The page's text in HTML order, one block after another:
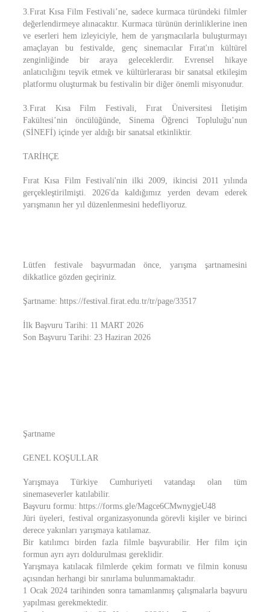
3.Fırat Kısa Film Festivali’ne, sadece kurmaca türündeki filmler
değerlendirmeye alınacaktır. Kurmaca türünün derinliklerine inen
ve eserleri hem izleyiciyle, hem de yarışmacılarla buluşturmayı
amaçlayan bu festivalde, genç sinemacılar Fırat'ın kültürel
zenginliğinde bir araya geleceklerdir. Evrensel hikaye
anlatıcılığını teşvik etmek ve kültürlerarası bir sanatsal etkileşim
platformu oluşturmak bu festivalin bir diğer önemli misyonudur.
3.Fırat Kısa Film Festivali, Fırat Üniversitesi İletişim
Fakültesi’nin öncülüğünde, Sinema Öğrenci Topluluğu’nun
(SİNEFİ) içinde yer aldığı bir sanatsal etkinliktir.
TARİHÇE
Fırat Kısa Film Festivali'nin ilki 2009, ikincisi 2011 yılında
gerçekleştirilmişti. 2026'da kaldığımız yerden devam ederek
yarışmanın her yıl düzenlenmesini hedefliyoruz.
Lütfen festivale başvurmadan önce, yarışma şartnamesini
dikkatlice gözden geçiriniz.
Şartname: https://festival.firat.edu.tr/tr/page/33517
İlk Başvuru Tarihi: 11 MART 2026
Son Başvuru Tarihi: 23 Haziran 2026
Şartname
GENEL KOŞULLAR
Yarışmaya Türkiye Cumhuriyeti vatandaşı olan tüm
sinemaseverler katılabilir.
Başvuru formu: https://forms.gle/Magce6CMwnygjeU48
Jüri üyeleri, festival organizasyonunda görevli kişiler ve birinci
derece yakınları yarışmaya katılamaz.
Bir katılımcı birden fazla filmle başvurabilir. Her film için
formun ayrı ayrı doldurulması gereklidir.
Yarışmaya katılacak filmlerde çekim formatı ve filmin konusu
açısından herhangi bir sınırlama bulunmamaktadır.
1 Ocak 2024 tarihinden sonra tamamlanmış çalışmalarla başvuru
yapılması gerekmektedir.